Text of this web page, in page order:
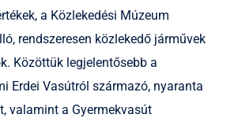
a Közlekedési Múzeum
rendszeresen közlekedő járművek
Közöttük legjelentősebb a
Erdei Vasútról származó, nyaranta
valamint a Gyermekvasút